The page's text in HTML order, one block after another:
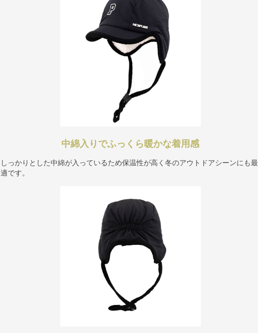
中綿入りでふっくら暖かな着用感
しっかりとした中綿が入っているため保温性が高く冬のアウトドアシーンにも最
適です。